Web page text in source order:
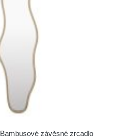
závěsné zrcadlo